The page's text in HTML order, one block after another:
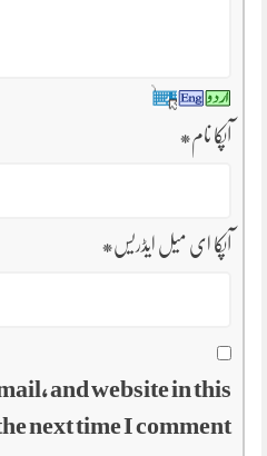
آپکا نام*
آپکا ای میل ایڈریس*
and website in this
next time I comment.